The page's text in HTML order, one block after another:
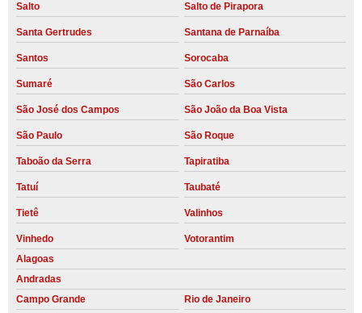
Salto Salto de Pirapora
Santa Gertrudes Santana de Parnaíba
Santos Sorocaba
Sumaré São Carlos
São José dos Campos São João da Boa Vista
São Paulo São Roque
Taboão da Serra Tapiratiba
Tatuí Taubaté
Tietê Valinhos
Vinhedo
Votorantim
Alagoas
Andradas
Campo Grande
Rio de Janeiro